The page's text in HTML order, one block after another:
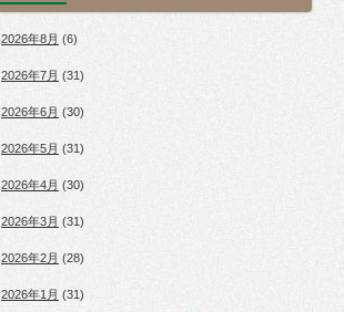
2026年8月 (6)
2026年7月 (31)
2026年6月 (30)
2026年5月 (31)
2026年4月 (30)
2026年3月 (31)
2026年2月 (28)
2026年1月 (31)